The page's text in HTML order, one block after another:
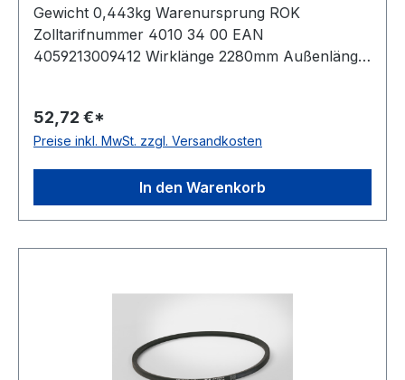
Gewicht 0,443kg Warenursprung ROK
Zolltarifnummer 4010 34 00 EAN
4059213009412 Wirklänge 2280mm Außenlänge
Norm DIN 7753 Material Neoprene Zugstrang
Polyester Breite 16,3mm Höhe 13mm
52,72 €*
Preise inkl. MwSt. zzgl. Versandkosten
In den Warenkorb